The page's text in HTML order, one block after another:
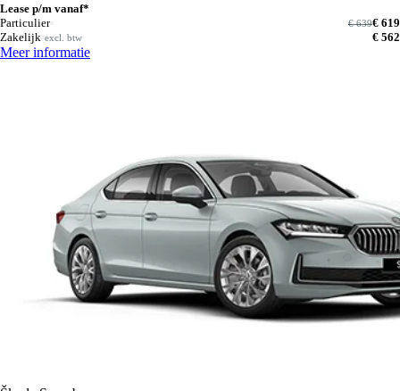
Lease p/m vanaf*
Particulier
€ 619
€ 639
Zakelijk excl. btw € 562
Meer informatie